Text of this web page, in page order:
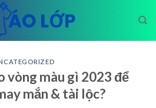
vòng màu gì 2023 để
mắn & tài lộc?